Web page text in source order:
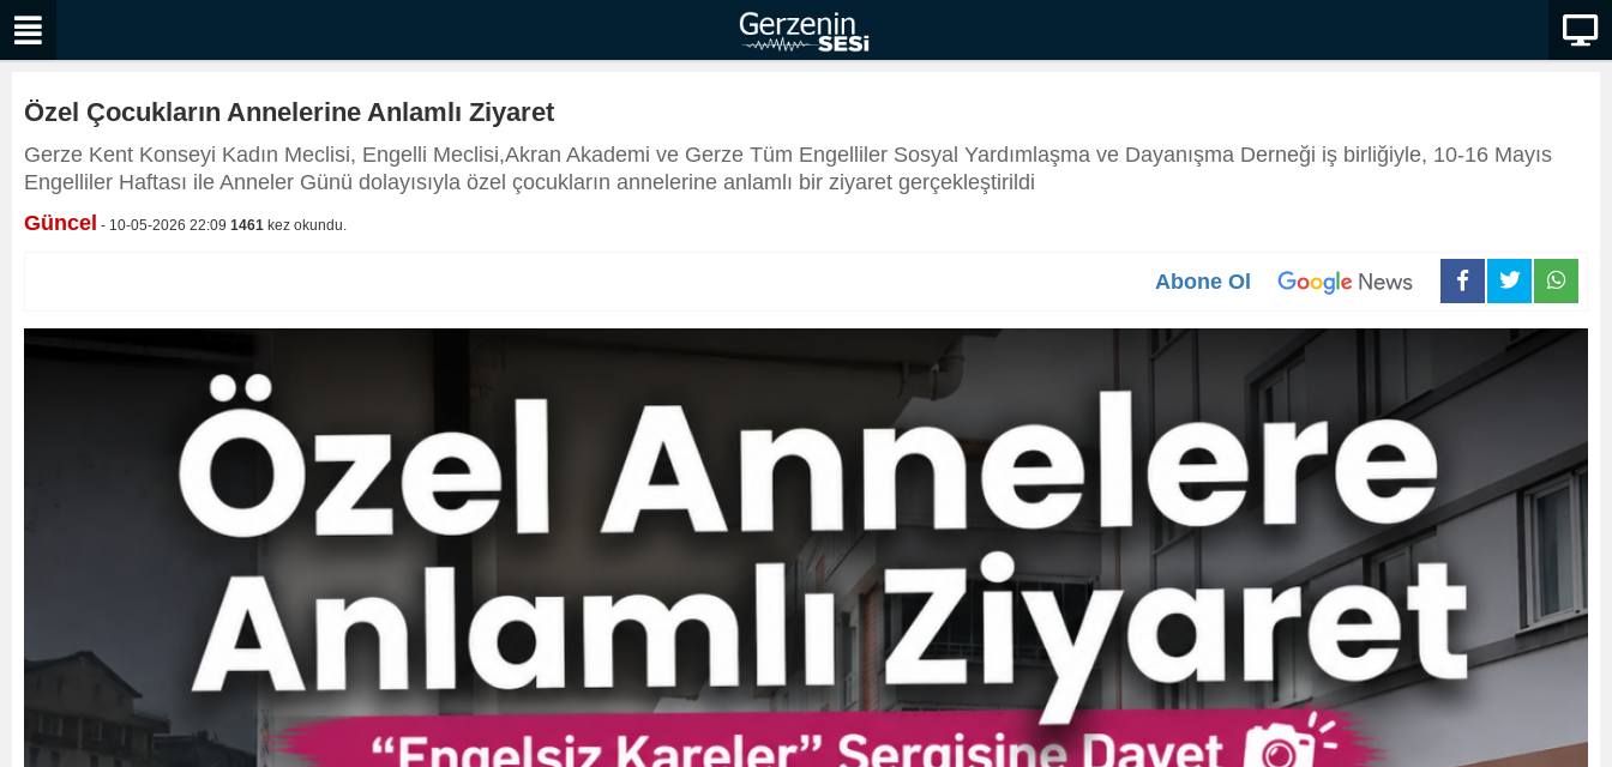
Özel Çocukların Annelerine Anlamlı Ziyaret
Gerze Kent Konseyi Kadın Meclisi, Engelli Meclisi,Akran Akademi ve Gerze Tüm Engelliler Sosyal Yardımlaşma ve Dayanışma Derneği iş birliğiyle, 10-16 Mayıs
Engelliler Haftası ile Anneler Günü dolayısıyla özel çocukların annelerine anlamlı bir ziyaret gerçekleştirildi
Güncel - 10-05-2026 22:09 1461 kez okundu.
Abone Ol